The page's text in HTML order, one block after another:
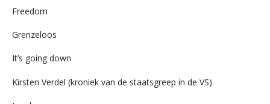
Freedom
Grenzeloos
It’s going down
Kirsten Verdel (kroniek van de staatsgreep in de VS)